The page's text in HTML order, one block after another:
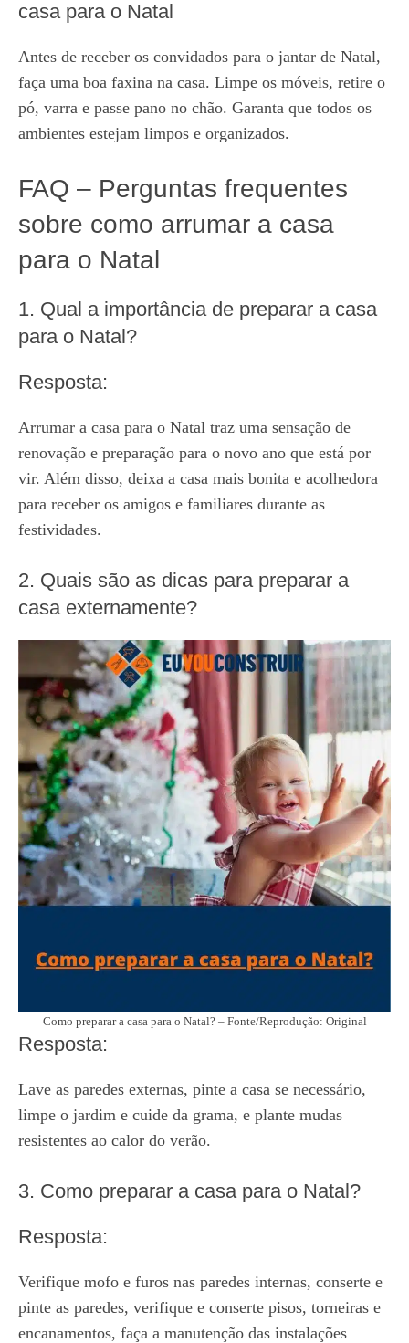
casa para o Natal
Antes de receber os convidados para o jantar de Natal,
faça uma boa faxina na casa. Limpe os móveis, retire o
pó, varra e passe pano no chão. Garanta que todos os
ambientes estejam limpos e organizados.
FAQ – Perguntas frequentes
sobre como arrumar a casa
para o Natal
1. Qual a importância de preparar a casa
para o Natal?
Resposta:
Arrumar a casa para o Natal traz uma sensação de
renovação e preparação para o novo ano que está por
vir. Além disso, deixa a casa mais bonita e acolhedora
para receber os amigos e familiares durante as
festividades.
2. Quais são as dicas para preparar a
casa externamente?
Como preparar a casa para o Natal? – Fonte/Reprodução: Original
Resposta:
Lave as paredes externas, pinte a casa se necessário,
limpe o jardim e cuide da grama, e plante mudas
resistentes ao calor do verão.
3. Como preparar a casa para o Natal?
Resposta:
Verifique mofo e furos nas paredes internas, conserte e
pinte as paredes, verifique e conserte pisos, torneiras e
encanamentos, faça a manutenção das instalações